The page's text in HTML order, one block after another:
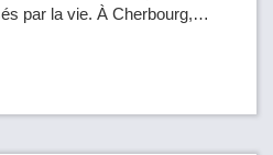
par la vie. À Cherbourg,…